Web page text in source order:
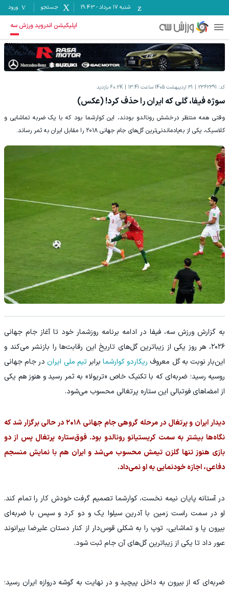
شنبه ۱۷ مرداد -
19:43 جستجو ورود
اپلیکیشن اندروید ورزش سه
کد: 2362391 31 اردیبهشت 1405 ساعت 13:41 60.2K بازدید
سوژه فیفا، گلی که ایران را حذف کرد! (عکس)
وقتی همه منتظر درخشش رونالدو بودند، این کوارشما بود که با یک ضربه تماشایی و
کلاسیک، یکی از به‌یادماندنی‌ترین گل‌های جام جهانی ۲۰۱۸ را مقابل ایران به ثمر رساند.
به گزارش ورزش سه، فیفا در ادامه برنامه روزشمار خود تا آغاز جام جهانی
۲۰۲۶، هر روز یکی از زیباترین گل‌های تاریخ این رقابت‌ها را بازنشر می‌کند و
این‌بار نوبت به گل معروف ریکاردو کوارشمابرابرتیم ملی ایراندر جام جهانی
روسیه رسید؛ ضربه‌ای که با تکنیک خاص «تریولا» به ثمر رسید و هنوز هم یکی
از امضاهای فوتبالی این ستاره پرتغالی محسوب می‌شود.
دیدار ایران و پرتغال در مرحله گروهی جام جهانی ۲۰۱۸ در حالی برگزار شد که
نگاه‌ها بیشتر به سمت کریستیانو رونالدو بود. فوق‌ستاره پرتغال پس از دو
بازی هنوز تنها گلزن تیمش محسوب می‌شد و ایران هم با نمایش منسجم
دفاعی، اجازه خودنمایی به او نمی‌داد.
در آستانه پایان نیمه نخست، کوارشما تصمیم گرفت خودش کار را تمام کند.
او در سمت راست زمین با آدرین سیلوا یک و دو کرد و سپس با ضربه‌ای
بیرون پا و تماشایی، توپ را به شکلی قوس‌دار از کنار دستان علیرضا بیرانوند
عبور داد تا یکی از زیباترین گل‌های آن جام ثبت شود.
ضربه‌ای که از بیرون به داخل پیچید و در نهایت به گوشه دروازه ایران رسید؛